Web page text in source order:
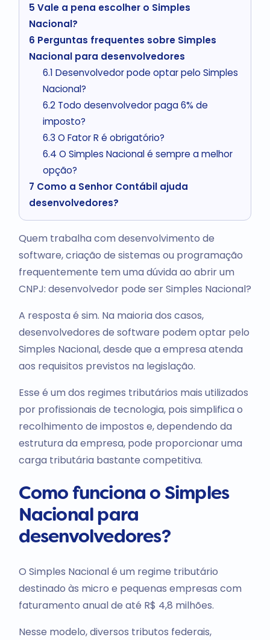
5 Vale a pena escolher o Simples
Nacional?
6 Perguntas frequentes sobre Simples
Nacional para desenvolvedores
6.1 Desenvolvedor pode optar pelo Simples
Nacional?
6.2Todo desenvolvedor paga 6% de
imposto?
6.3 O Fator R é obrigatório?
6.4 O Simples Nacional é sempre a melhor
opção?
7 Como a Senhor Contábil ajuda
desenvolvedores?
Quem trabalha com desenvolvimento de
software, criação de sistemas ou programação
frequentemente tem uma dúvida ao abrir um
CNPJ: desenvolvedor pode ser Simples Nacional?
A resposta é sim. Na maioria dos casos,
desenvolvedores de software podem optar pelo
Simples Nacional, desde que a empresa atenda
aos requisitos previstos na legislação.
Esse é um dos regimes tributários mais utilizados
por profissionais de tecnologia, pois simplifica o
recolhimento de impostos e, dependendo da
estrutura da empresa, pode proporcionar uma
carga tributária bastante competitiva.
Como funciona o Simples
Nacional para
desenvolvedores?
O Simples Nacional é um regime tributário
destinado às micro e pequenas empresas com
faturamento anual de até R$ 4,8 milhões.
Nesse modelo, diversos tributos federais,